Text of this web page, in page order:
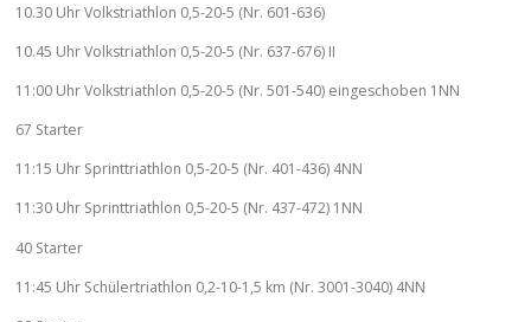
10.30 Uhr Volkstriathlon 0,5-20-5 (Nr. 601-636)
10.45 Uhr Volkstriathlon 0,5-20-5 (Nr. 637-676) II
11:00 Uhr Volkstriathlon 0,5-20-5 (Nr. 501-540) eingeschoben 1NN
67 Starter
11:15 Uhr Sprinttriathlon 0,5-20-5 (Nr. 401-436) 4NN
11:30 Uhr Sprinttriathlon 0,5-20-5 (Nr. 437-472) 1NN
40 Starter
11:45 Uhr Schülertriathlon 0,2-10-1,5 km (Nr. 3001-3040) 4NN